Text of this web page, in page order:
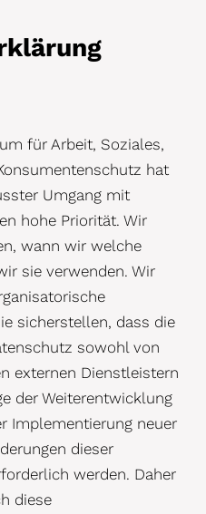
für Arbeit, Soziales,
hat
Umgang mit
hohe Priorität. Wir
wann wir welche
sie verwenden. Wir
sicherstellen, dass die
sowohl von
externen Dienstleistern
der Weiterentwicklung
Implementierung neuer
dieser
werden. Daher
diese